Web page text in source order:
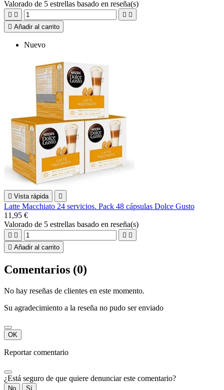
Valorado de 5 estrellas basado en reseña(s)
   
 Añadir al carrito
Nuevo
 Vista rápida 
Latte Macchiato 24 servicios. Pack 48 cápsulas Dolce Gusto
11,95 €
Valorado de 5 estrellas basado en reseña(s)
   
 Añadir al carrito
Comentarios (0)
No hay reseñas de clientes en este momento.
Su agradecimiento a la reseña no pudo ser enviado
OK
Reportar comentario
¿Está seguro de que quiere denunciar este comentario?
No Sí